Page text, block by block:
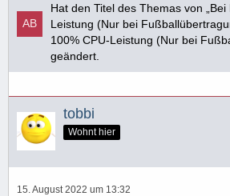
Hat den Titel des Themas von
Leistung (Nur bei
100% CPU-Leistung (Nur bei
geändert.
tobbi
Wohnt hier
15. August 2022 um 13:32